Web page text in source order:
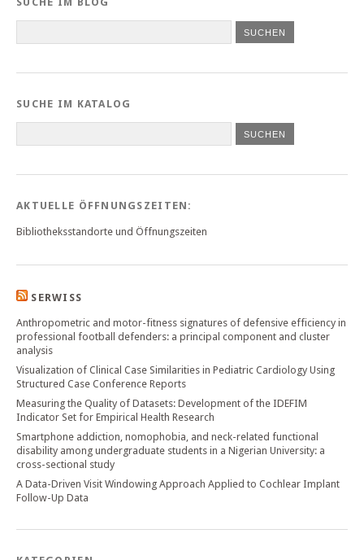
SUCHE IM KATALOG
SUCHEN
AKTUELLE ÖFFNUNGSZEITEN:
Bibliotheksstandorte und Öffnungszeiten
SERWISS
Anthropometric and motor-fitness signatures of defensive efficiency in
professional football defenders: a principal component and cluster
analysis
Visualization of Clinical Case Similarities in Pediatric Cardiology Using
Structured Case Conference Reports
Measuring the Quality of Datasets: Development of the IDEFIM
Indicator Set for Empirical Health Research
Smartphone addiction, nomophobia, and neck-related functional
disability among undergraduate students in a Nigerian University: a
cross-sectional study
A Data-Driven Visit Windowing Approach Applied to Cochlear Implant
Follow-Up Data